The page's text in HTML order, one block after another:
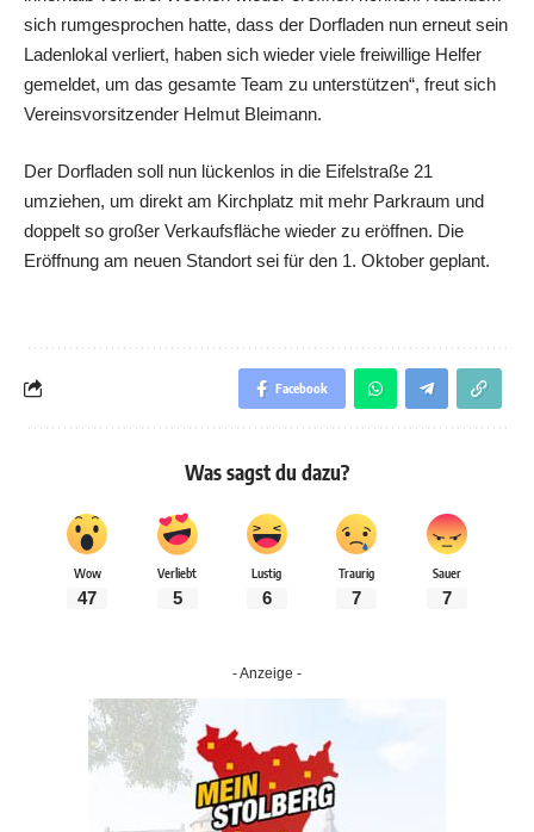
sich rumgesprochen hatte, dass der Dorfladen nun erneut sein
Ladenlokal verliert, haben sich wieder viele freiwillige Helfer
gemeldet, um das gesamte Team zu unterstützen“, freut sich
Vereinsvorsitzender Helmut Bleimann.
Der Dorfladen soll nun lückenlos in die Eifelstraße 21
umziehen, um direkt am Kirchplatz mit mehr Parkraum und
doppelt so großer Verkaufsfläche wieder zu eröffnen. Die
Eröffnung am neuen Standort sei für den 1. Oktober geplant.
Facebook
Was sagst du dazu?
Wow
47
Verliebt
5
Lustig
6
Traurig
7
Sauer
7
- Anzeige -